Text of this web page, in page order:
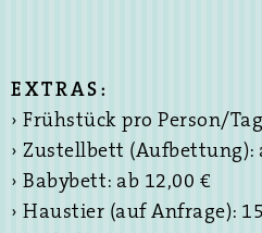
EXTRAS:
› Frühstück pro Person/
› Zustellbett (Aufbettung):
› Babybett: ab 12,00 €
› Haustier (auf Anfrage):